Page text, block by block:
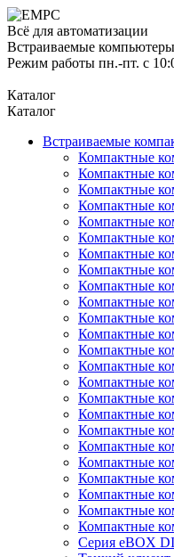
Всё для автоматизации
Встраиваемые
Режим работы пн.-пт. с
Каталог
Каталог
Встраиваемые
Компактные
Компактные
Компактные
Компактные
Компактные
Компактные
Компактные
Компактные
Компактные
Компактные
Компактные
Компактные
Компактные
Компактные
Компактные
Компактные
Компактные
Компактные
Компактные
Компактные
Компактные
Компактные
Компактные
Компактные
Серия eBOX